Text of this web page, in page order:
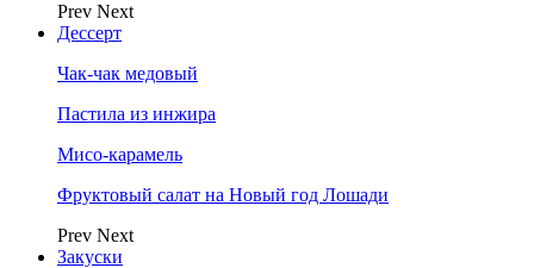
Prev Next
Дессерт
Чак-чак медовый
Пастила из инжира
Мисо-карамель
Фруктовый салат на Новый год Лошади
Prev Next
Закуски